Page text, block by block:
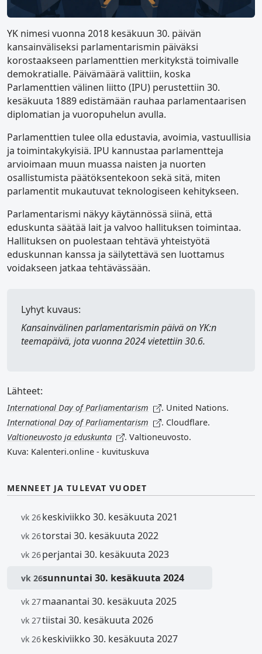
YK nimesi vuonna 2018 kesäkuun 30. päivän
kansainväliseksi parlamentarismin päiväksi
korostaakseen parlamenttien merkitykstä toimivalle
demokratialle. Päivämäärä valittiin, koska
Parlamenttien välinen liitto (IPU) perustettiin 30.
kesäkuuta 1889 edistämään rauhaa parlamentaarisen
diplomatian ja vuoropuhelun avulla.
Parlamenttien tulee olla edustavia, avoimia, vastuullisia
ja toimintakykyisiä. IPU kannustaa parlamentteja
arvioimaan muun muassa naisten ja nuorten
osallistumista päätöksentekoon sekä sitä, miten
parlamentit mukautuvat teknologiseen kehitykseen.
Parlamentarismi näkyy käytännössä siinä, että
eduskunta säätää lait ja valvoo hallituksen toimintaa.
Hallituksen on puolestaan tehtävä yhteistyötä
eduskunnan kanssa ja säilytettävä sen luottamus
voidakseen jatkaa tehtävässään.
Lyhyt kuvaus:
Kansainvälinen parlamentarismin päiväon YK:n
teemapäivä, jota vuonna 2024 vietettiin 30.6.
Lähteet:
International Day of Parliamentarism
. United Nations.
International Day of Parliamentarism
. Cloudflare.
Valtioneuvosto ja eduskunta
. Valtioneuvosto.
Kuva: Kalenteri.online - kuvituskuva
MENNEET JA TULEVAT VUODET
vk 26keskiviikko 30. kesäkuuta 2021
vk 26torstai 30. kesäkuuta 2022
vk 26perjantai 30. kesäkuuta 2023
vk 26sunnuntai 30. kesäkuuta 2024
vk 27maanantai 30. kesäkuuta 2025
vk 27tiistai 30. kesäkuuta 2026
vk 26keskiviikko 30. kesäkuuta 2027